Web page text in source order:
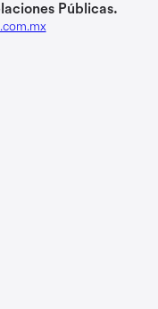
Públicas.